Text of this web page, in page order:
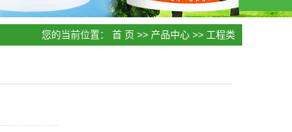
您的当前位置： 首 页 >> 产品中心 >> 工程类